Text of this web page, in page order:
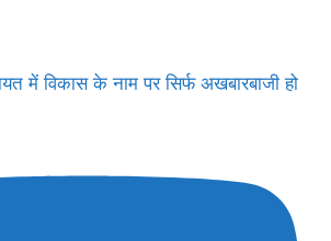
में विकास के नाम पर सिर्फ अखबारबाजी हो